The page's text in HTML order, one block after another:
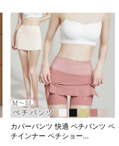
カバーパンツ 快適 ペチパンツ ペ
チインナー ペチショー...